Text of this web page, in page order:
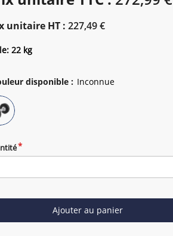
unitaire HT : 227,49 €
22 kg
disponible:
Ajouter au panier